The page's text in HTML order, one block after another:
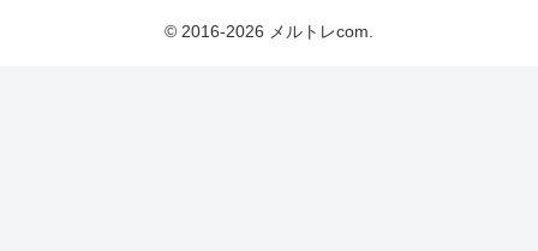
© 2016-2026 メルトレcom.